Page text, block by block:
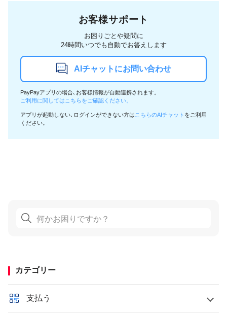
お客様サポート
お困りごとや疑問に
24時間いつでも自動でお答えします
AIチャットにお問い合わせ
PayPayアプリの場合､お客様情報が自動連携されます。
ご利用に関してはこちらをご確認ください。
アプリが起動しない､ログインができない方は こちらのAIチャット をご利用
ください。
カテゴリー
支払う